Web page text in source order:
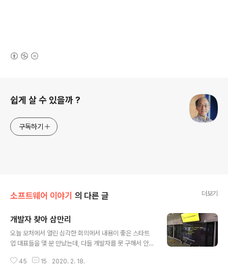
쉽게 살 수 있을까 ?
구독하기
소프트웨어 이야기 의 다른 글 더보기
개발자 찾아 삼만리
오늘 모처에서 열린 심각한 회의에서 내용이 좋은 스타트
업 대표들을 몇 분 만났는데, 다들 개발자를 못 구해서 안달
우는) 똘똘한 친구들을 만나고 싶으신거다. 그런데 개발자
45 15 2020. 2. 18.